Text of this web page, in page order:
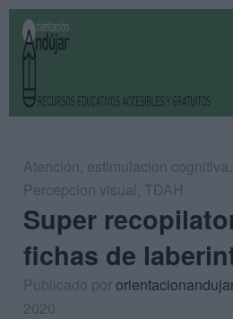
Atención, estimulacion cognitiva,
Percepcion visual, TDAH
Super
fichas de
Publicado por
2020